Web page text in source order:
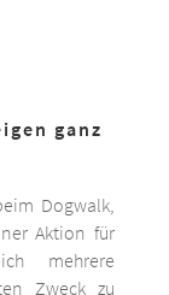
ganz
Dogwalk,
Aktion für
mehrere
Zweck zu